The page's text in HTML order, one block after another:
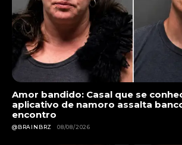
Amor bandido: Casal que se
aplicativo de namoro assalta
encontro
@BRAINBRZ 08/08/2026